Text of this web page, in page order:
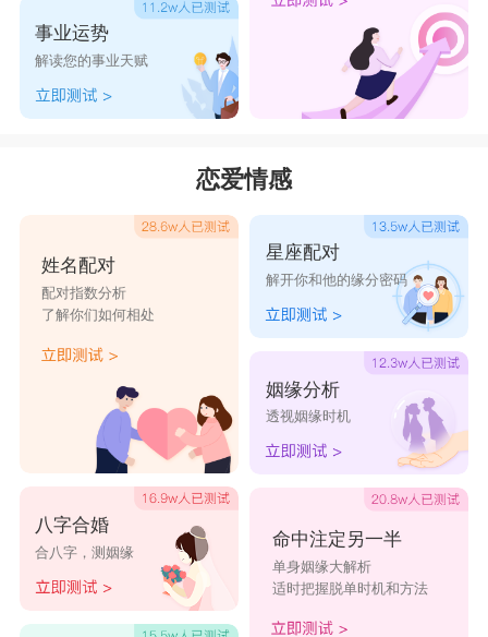
하필칭찬받다(何必讨好)
귀여운여동생(萌妹)
事业运势
解读您的事业天赋
恋爱情感
姓名配对
配对指数分析
了解你们如何相处
八字合婚
合八字，测姻缘
星座配对
解开你和他的缘分密码
姻缘分析
透视姻缘时机
命中注定另一半
单身姻缘大解析
适时把握脱单时机和方法